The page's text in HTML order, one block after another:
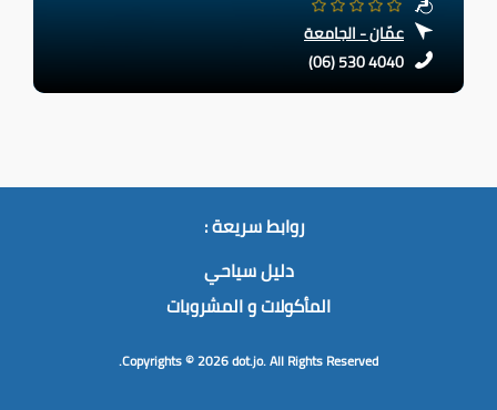
عمّان - الجامعة
(06) 530 4040
روابط سريعة :
دليل سياحي
المأكولات و المشروبات
Copyrights © 2026dot.jo.All Rights Reserved.